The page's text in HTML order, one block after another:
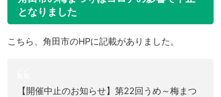
となりました
こちら、角田市のHPに記載がありました。
【開催中止のお知らせ】第22回うめ～梅まつ